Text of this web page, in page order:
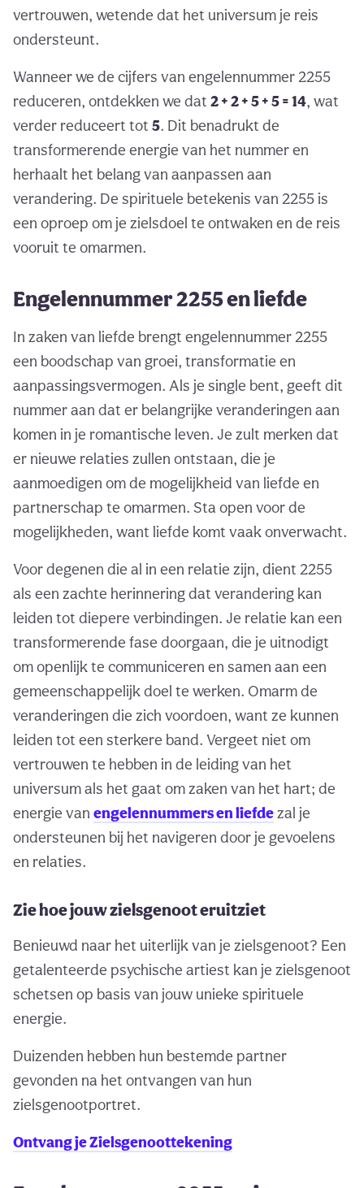
vertrouwen, wetende dat het universum je reis
ondersteunt.
Wanneer we de cijfers van engelennummer 2255
reduceren, ontdekken we dat 2 + 2 + 5 + 5 = 14, wat
verder reduceert tot 5. Dit benadrukt de
transformerende energie van het nummer en
herhaalt het belang van aanpassen aan
verandering. De spirituele betekenis van 2255 is
een oproep om je zielsdoel te ontwaken en de reis
vooruit te omarmen.
Engelennummer 2255 en liefde
In zaken van liefde brengt engelennummer 2255
een boodschap van groei, transformatie en
aanpassingsvermogen. Als je single bent, geeft dit
nummer aan dat er belangrijke veranderingen aan
komen in je romantische leven. Je zult merken dat
er nieuwe relaties zullen ontstaan, die je
aanmoedigen om de mogelijkheid van liefde en
partnerschap te omarmen. Sta open voor de
mogelijkheden, want liefde komt vaak onverwacht.
Voor degenen die al in een relatie zijn, dient 2255
als een zachte herinnering dat verandering kan
leiden tot diepere verbindingen. Je relatie kan een
transformerende fase doorgaan, die je uitnodigt
om openlijk te communiceren en samen aan een
gemeenschappelijk doel te werken. Omarm de
veranderingen die zich voordoen, want ze kunnen
leiden tot een sterkere band. Vergeet niet om
vertrouwen te hebben in de leiding van het
universum als het gaat om zaken van het hart; de
energie van engelennummers en liefdezal je
ondersteunen bij het navigeren door je gevoelens
en relaties.
Zie hoe jouw zielsgenoot eruitziet
Benieuwd naar het uiterlijk van je zielsgenoot? Een
getalenteerde psychische artiest kan je zielsgenoot
schetsen op basis van jouw unieke spirituele
energie.
Duizenden hebben hun bestemde partner
gevonden na het ontvangen van hun
zielsgenootportret.
Ontvang je Zielsgenoottekening